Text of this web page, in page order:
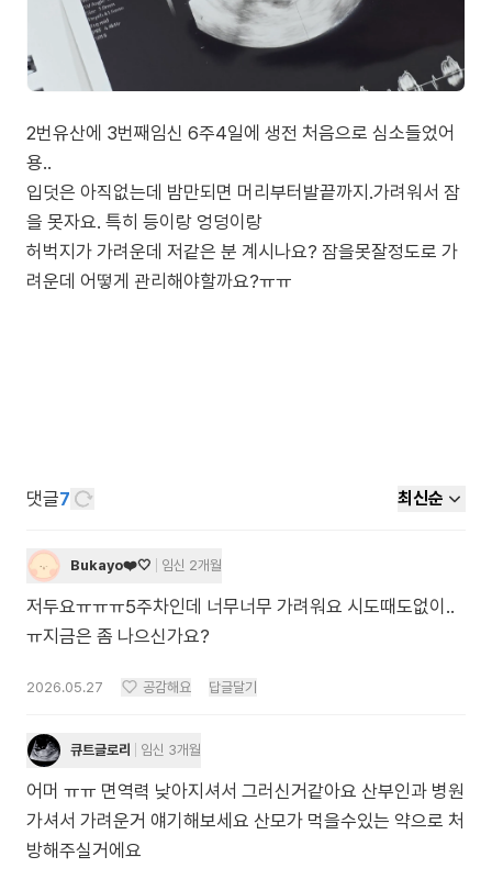
2번유산에 3번째임신 6주4일에 생전 처음으로 심소들었어
용..
입덧은 아직없는데 밤만되면 머리부터발끝까지.가려워서 잠
을 못자요. 특히 등이랑 엉덩이랑
허벅지가 가려운데 저같은 분 계시나요? 잠을못잘정도로 가
려운데 어떻게 관리해야할까요?ㅠㅠ
댓글7 최신순
Bukayo❤️🤍 임신 2개월
저두요ㅠㅠㅠ5주차인데 너무너무 가려워요 시도때도없이..
ㅠ지금은 좀 나으신가요?
2026.05.27 공감해요 답글달기
큐트글로리 임신 3개월
어머 ㅠㅠ 면역력 낮아지셔서 그러신거같아요 산부인과 병원
가셔서 가려운거 얘기해보세요 산모가 먹을수있는 약으로 처
방해주실거에요